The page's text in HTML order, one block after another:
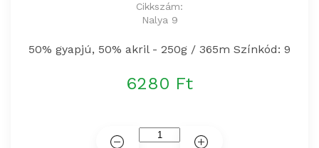
Cikkszám:
Nalya 9
50% gyapjú, 50% akril - 250g / 365m Színkód: 9
6280 Ft